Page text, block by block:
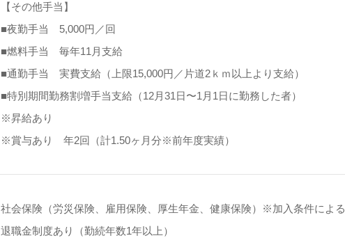
【その他手当】
■夜勤手当 5,000円／回
■燃料手当 毎年11月支給
■通勤手当 実費支給（上限15,000円／片道2ｋｍ以上より支給）
■特別期間勤務割増手当支給（12月31日〜1月1日に勤務した者）
※昇給あり
※賞与あり 年2回（計1.50ヶ月分※前年度実績）
社会保険（労災保険、雇用保険、厚生年金、健康保険）※加入条件による
退職金制度あり（勤続年数1年以上）